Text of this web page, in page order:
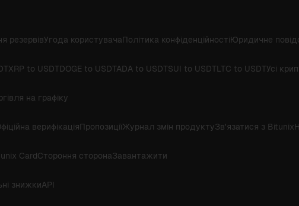
резервівУгода користувачаПолітика конфіденційностіЮридичне
XRP to USDTDOGE to USDTADA to USDTSUI to USDTLTC to USDTУсі
на графіку
верифікаціяПропозиціїЖурнал змін продуктуЗв'язатися з Bitunix
CardСтороння сторонаЗавантажити
знижкиAPI